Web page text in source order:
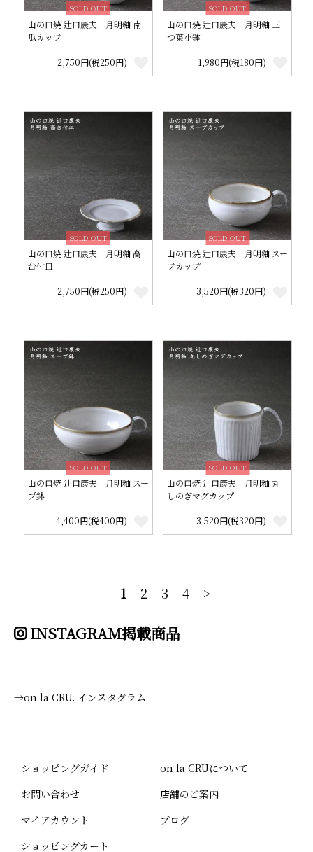
SOLD OUT
山の口焼 辻口康夫 月明釉 南
瓜カップ
2,750円(税250円)
SOLD OUT
山の口焼 辻口康夫 月明釉 三
つ葉小鉢
1,980円(税180円)
SOLD OUT
山の口焼 辻口康夫 月明釉 高
台付皿
2,750円(税250円)
SOLD OUT
山の口焼 辻口康夫 月明釉 スー
プカップ
3,520円(税320円)
SOLD OUT
山の口焼 辻口康夫 月明釉 スー
プ鉢
4,400円(税400円)
SOLD OUT
山の口焼 辻口康夫 月明釉 丸
しのぎマグカップ
3,520円(税320円)
1 2 3 4 >
INSTAGRAM掲載商品
→on la CRU. インスタグラム
ショッピングガイド
お問い合わせ
マイアカウント
ショッピングカート
on la CRUについて
店舗のご案内
ブログ